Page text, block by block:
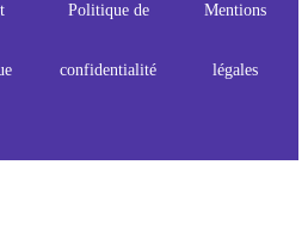
Politique de
confidentialité
Mentions
légales